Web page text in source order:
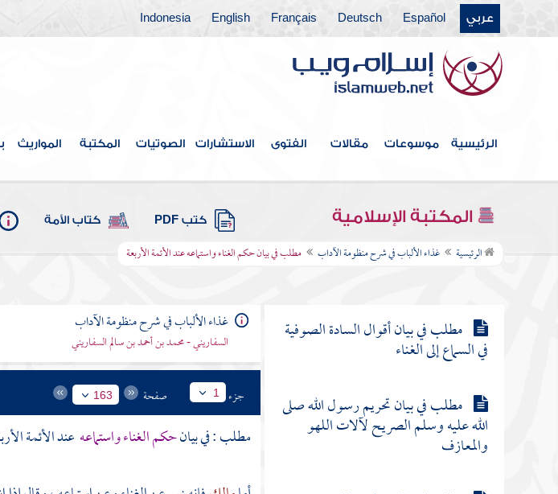
عربي Español
Deutsch
Français
English
Indonesia
الرئيسية موسوعات مقالات الفتوى الاستشارات الصوتيات المكتبة المواريث
المكتبة الإسلامية كتب PDF كتاب الأمة
الرئيسية غذاء الألباب في شرح منظومة الآداب مطلب في بيان حكم الغناء واستماعه عند الأئمة الأربعة
مطلب في حكم المطرب كالطنبور
والعود
مطلب في ذكر الخلاف في حظر الغناء
مطلب في الغناء اليسير لمن يستتر في
بيته
مطلب في بيان حكم الغناء واستماعه
مطلب في بيان أقوال السادة الصوفية
في السماع إلى الغناء
مطلب في بيان تحريم رسول الله صلى
الله عليه وسلم الصريح لآلات اللهو
والمعازف
غذاء الألباب في شرح منظومة الآداب
السفاريني - محمد بن أحمد بن سالم السفاريني
جزء 1 صفحة 163
مطلب : في بيانحكم الغناء واستماعه عند الأئمة